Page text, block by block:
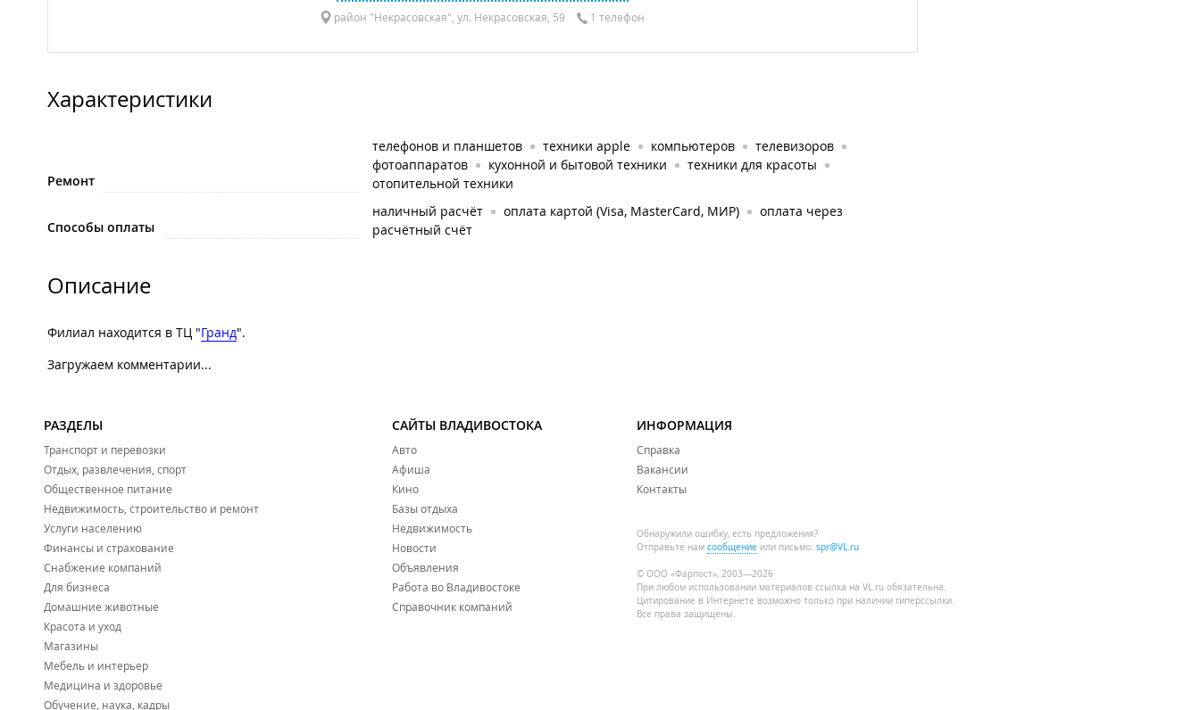
район "Некрасовская", ул. Некрасовская, 59 1 телефон
Характеристики
Ремонт
телефонов и планшетов техники apple компьютеров
телевизоров
фотоаппаратов
кухонной и бытовой техники
техники для красоты
отопительной техники
Способы оплаты
наличный расчёт оплата картой (Visa, MasterCard, МИР)
оплата через
расчётный счёт
Описание
Филиал находится в ТЦ "Гранд".
Загружаем комментарии...
РАЗДЕЛЫ
Транспорт и перевозки
Отдых, развлечения, спорт
Общественное питание
Недвижимость, строительство и ремонт
Услуги населению
Финансы и страхование
Снабжение компаний
Для бизнеса
Домашние животные
Красота и уход
Магазины
Мебель и интерьер
Медицина и здоровье
Обучение, наука, кадры
САЙТЫ ВЛАДИВОСТОКА
Авто
Афиша
Кино
Базы отдыха
Недвижимость
Новости
Объявления
Работа во Владивостоке
Справочник компаний
ИНФОРМАЦИЯ
Справка
Вакансии
Контакты
Обнаружили ошибку, есть предложения?
Отправьте нам сообщение или письмо: spr@VL.ru
© ООО «Фарпост», 2003—2026
При любом использовании материалов ссылка на VL.ru обязательна.
Цитирование в Интернете возможно только при наличии гиперссылки.
Все права защищены.